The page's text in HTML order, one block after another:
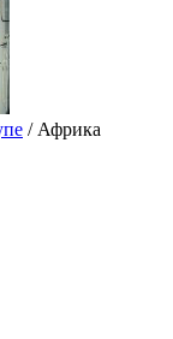
/ Африка